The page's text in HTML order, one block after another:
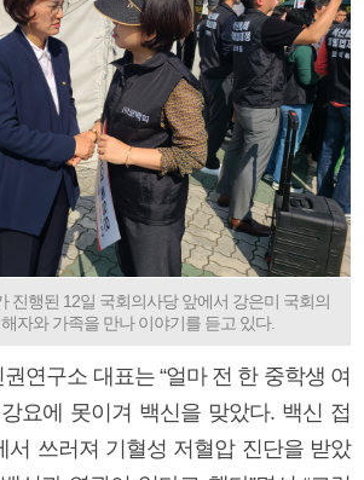
진행된 12일 국회의사당 앞에서 강은미 국회의
자와 가족을 만나 이야기를 듣고 있다.
연구소 대표는 “얼마 전 한 중학생 여
요에 못이겨 백신을 맞았다. 백신 접
서 쓰러져 기혈성 저혈압 진단을 받았